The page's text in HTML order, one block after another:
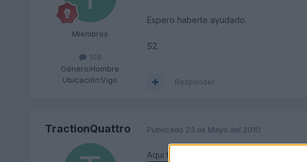
Miembros
108
Género:Hombre
Ubicación:Vigo
Espero haberte ayudado.
S2.
Responder
TractionQuattro Publicado 23 de Mayo del 2010
Aqui te dejo un b3.